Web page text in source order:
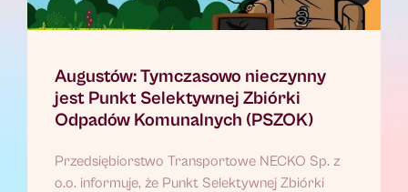
Augustów: Tymczasowo nieczynny
jest Punkt Selektywnej Zbiórki
Odpadów Komunalnych (PSZOK)
Przedsiębiorstwo Transportowe NECKO Sp. z
o.o. informuje, że Punkt Selektywnej Zbiórki